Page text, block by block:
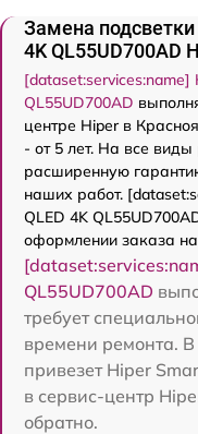
Замена подсветки
4K QL55UD700AD
[dataset:services:name]
QL55UD700AD
центре Hiper в
- от 5 лет. На все
расширенную
наших работ.
QLED 4K
оформлении заказа
QL55UD700AD
требует
времени ремонта.
привезет Hiper
в сервис-центр
обратно.